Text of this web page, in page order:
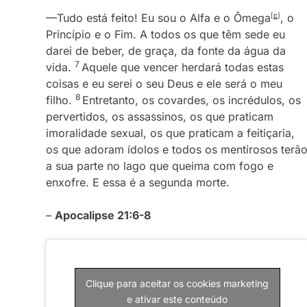
—Tudo está feito! Eu sou o Alfa e o Ômega[c], o
Princípio e o Fim. A todos os que têm sede eu
darei de beber, de graça, da fonte da água da
vida. 7 Aquele que vencer herdará todas estas
coisas e eu serei o seu Deus e ele será o meu
filho. 8 Entretanto, os covardes, os incrédulos, os
pervertidos, os assassinos, os que praticam
imoralidade sexual, os que praticam a feitiçaria,
os que adoram ídolos e todos os mentirosos terão
a sua parte no lago que queima com fogo e
enxofre. E essa é a segunda morte.
– Apocalipse 21:6-8
Clique para aceitar os cookies marketing
e ativar este conteúdo